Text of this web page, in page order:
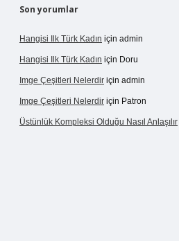
Son yorumlar
Hangisi Ilk Türk Kadın için admin
Hangisi Ilk Türk Kadın için Doru
Imge Çeşitleri Nelerdir için admin
Imge Çeşitleri Nelerdir için Patron
Üstünlük Kompleksi Olduğu Nasıl Anlaşılır